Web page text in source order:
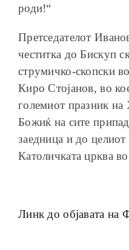
роди!“
Претседателот
честитка до Бискуп
струмичко-скопски
Киро Стојанов, во
големиот празник
Божиќ на сите
заедница и до целиот
Католичката црква
Линк до објавата на